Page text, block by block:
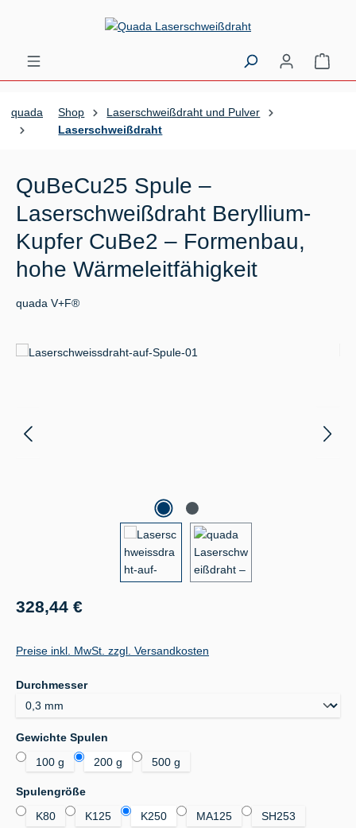
Zum Hauptinhalt springen
quada Shop
Laserschweißdraht und Pulver
Laserschweißdraht
QuBeCu25 Spule –
Laserschweißdraht Beryllium-
Kupfer CuBe2 – Formenbau,
hohe Wärmeleitfähigkeit
quada V+F®
Bildergalerie überspringen
Regulärer Preis:
328,44 €
Preise inkl. MwSt. zzgl. Versandkosten
Durchmesserauswählen
Gewichte Spulen
100 g
200 g 500 g
Spulengrößeauswählen
K80
K125 K250 MA125 SH253